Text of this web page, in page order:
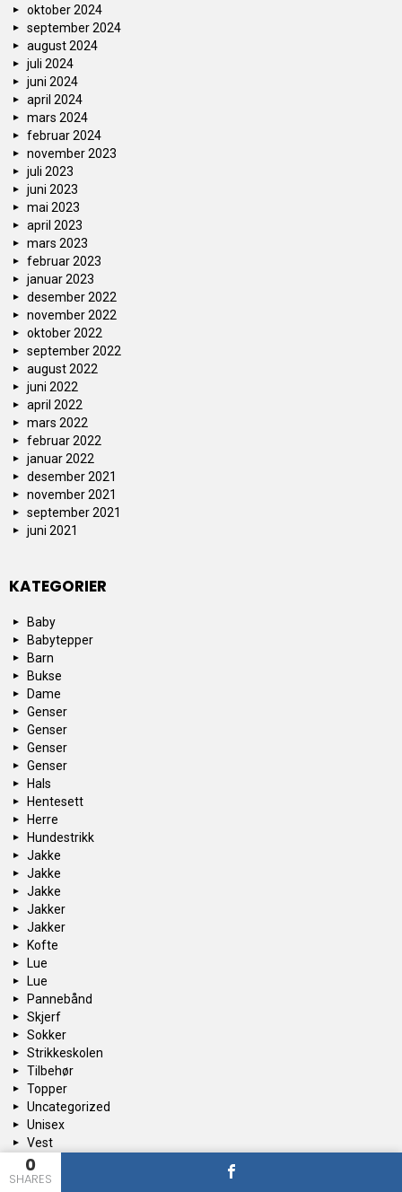
0
SHARES
oktober 2024
september 2024
august 2024
juli 2024
juni 2024
april 2024
mars 2024
februar 2024
november 2023
juli 2023
juni 2023
mai 2023
april 2023
mars 2023
februar 2023
januar 2023
desember 2022
november 2022
oktober 2022
september 2022
august 2022
juni 2022
april 2022
mars 2022
februar 2022
januar 2022
desember 2021
november 2021
september 2021
juni 2021
KATEGORIER
Baby
Babytepper
Barn
Bukse
Dame
Genser
Genser
Genser
Genser
Hals
Hentesett
Herre
Hundestrikk
Jakke
Jakke
Jakke
Jakker
Jakker
Kofte
Lue
Lue
Pannebånd
Skjerf
Sokker
Strikkeskolen
Tilbehør
Topper
Uncategorized
Unisex
Vest
Vest
Votter